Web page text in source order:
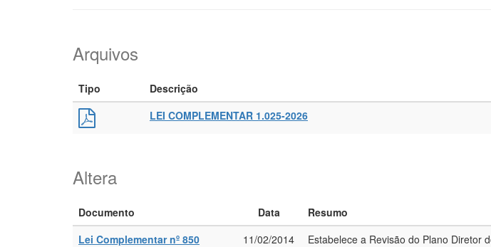
Arquivos
Tipo Descrição
LEI COMPLEMENTAR 1.025-2026
Altera
Documento Data Resumo
Lei Complementar nº 850
11/02/2014 Estabelece a Revisão do Plano Diretor